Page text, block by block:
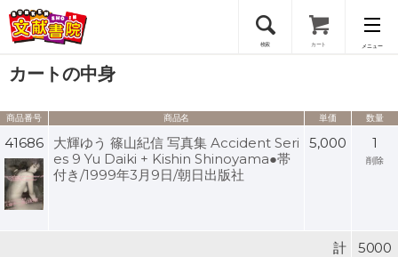
検索 カート メニュー
会員登録
ログイン
カートの中身
商品番号 商品名 単価 数量
41686
大輝ゆう 篠山紀信 写真集 Accident Seri
es 9 Yu Daiki + Kishin Shinoyama●帯
付き/1999年3月9日/朝日出版社
5,000 1
削除
計 5000